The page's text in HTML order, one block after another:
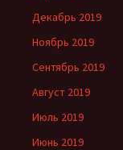
Декабрь 2019
Ноябрь 2019
Сентябрь 2019
Август 2019
Июль 2019
Июнь 2019